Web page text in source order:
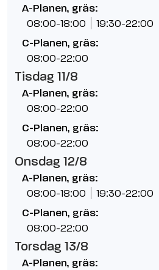
A-Planen, gräs:
08:00-18:00 19:30-22:00
C-Planen, gräs:
08:00-22:00
Tisdag 11/8
A-Planen, gräs:
08:00-22:00
C-Planen, gräs:
08:00-22:00
Onsdag 12/8
A-Planen, gräs:
08:00-18:00 19:30-22:00
C-Planen, gräs:
08:00-22:00
Torsdag 13/8
A-Planen, gräs: